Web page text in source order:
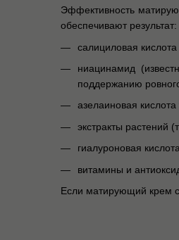
Эффективность
обеспечивают результат:
салициловая
ниацинамид
поддержанию
азелаиновая
экстракты растений
гиалуроновая
витамины и
Если матирующий крем